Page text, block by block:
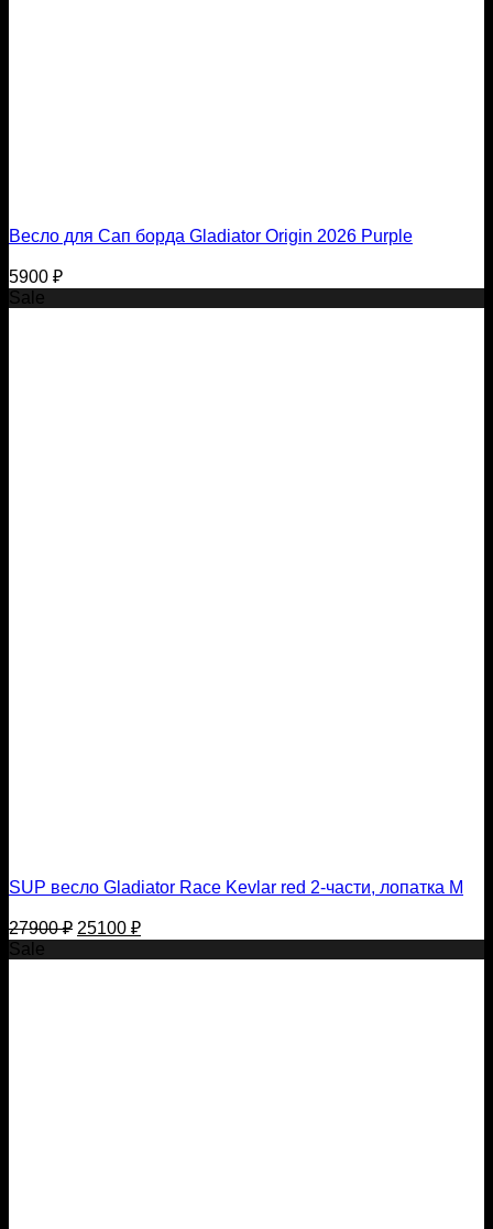
Весло для Сап борда Gladiator Origin 2026 Purple
5900 ₽
Sale
SUP весло Gladiator Race Kevlar red 2-части, лопатка M
27900₽ Первоначальная
цена
составляла
25100 ₽Текущая
цена:
Sale